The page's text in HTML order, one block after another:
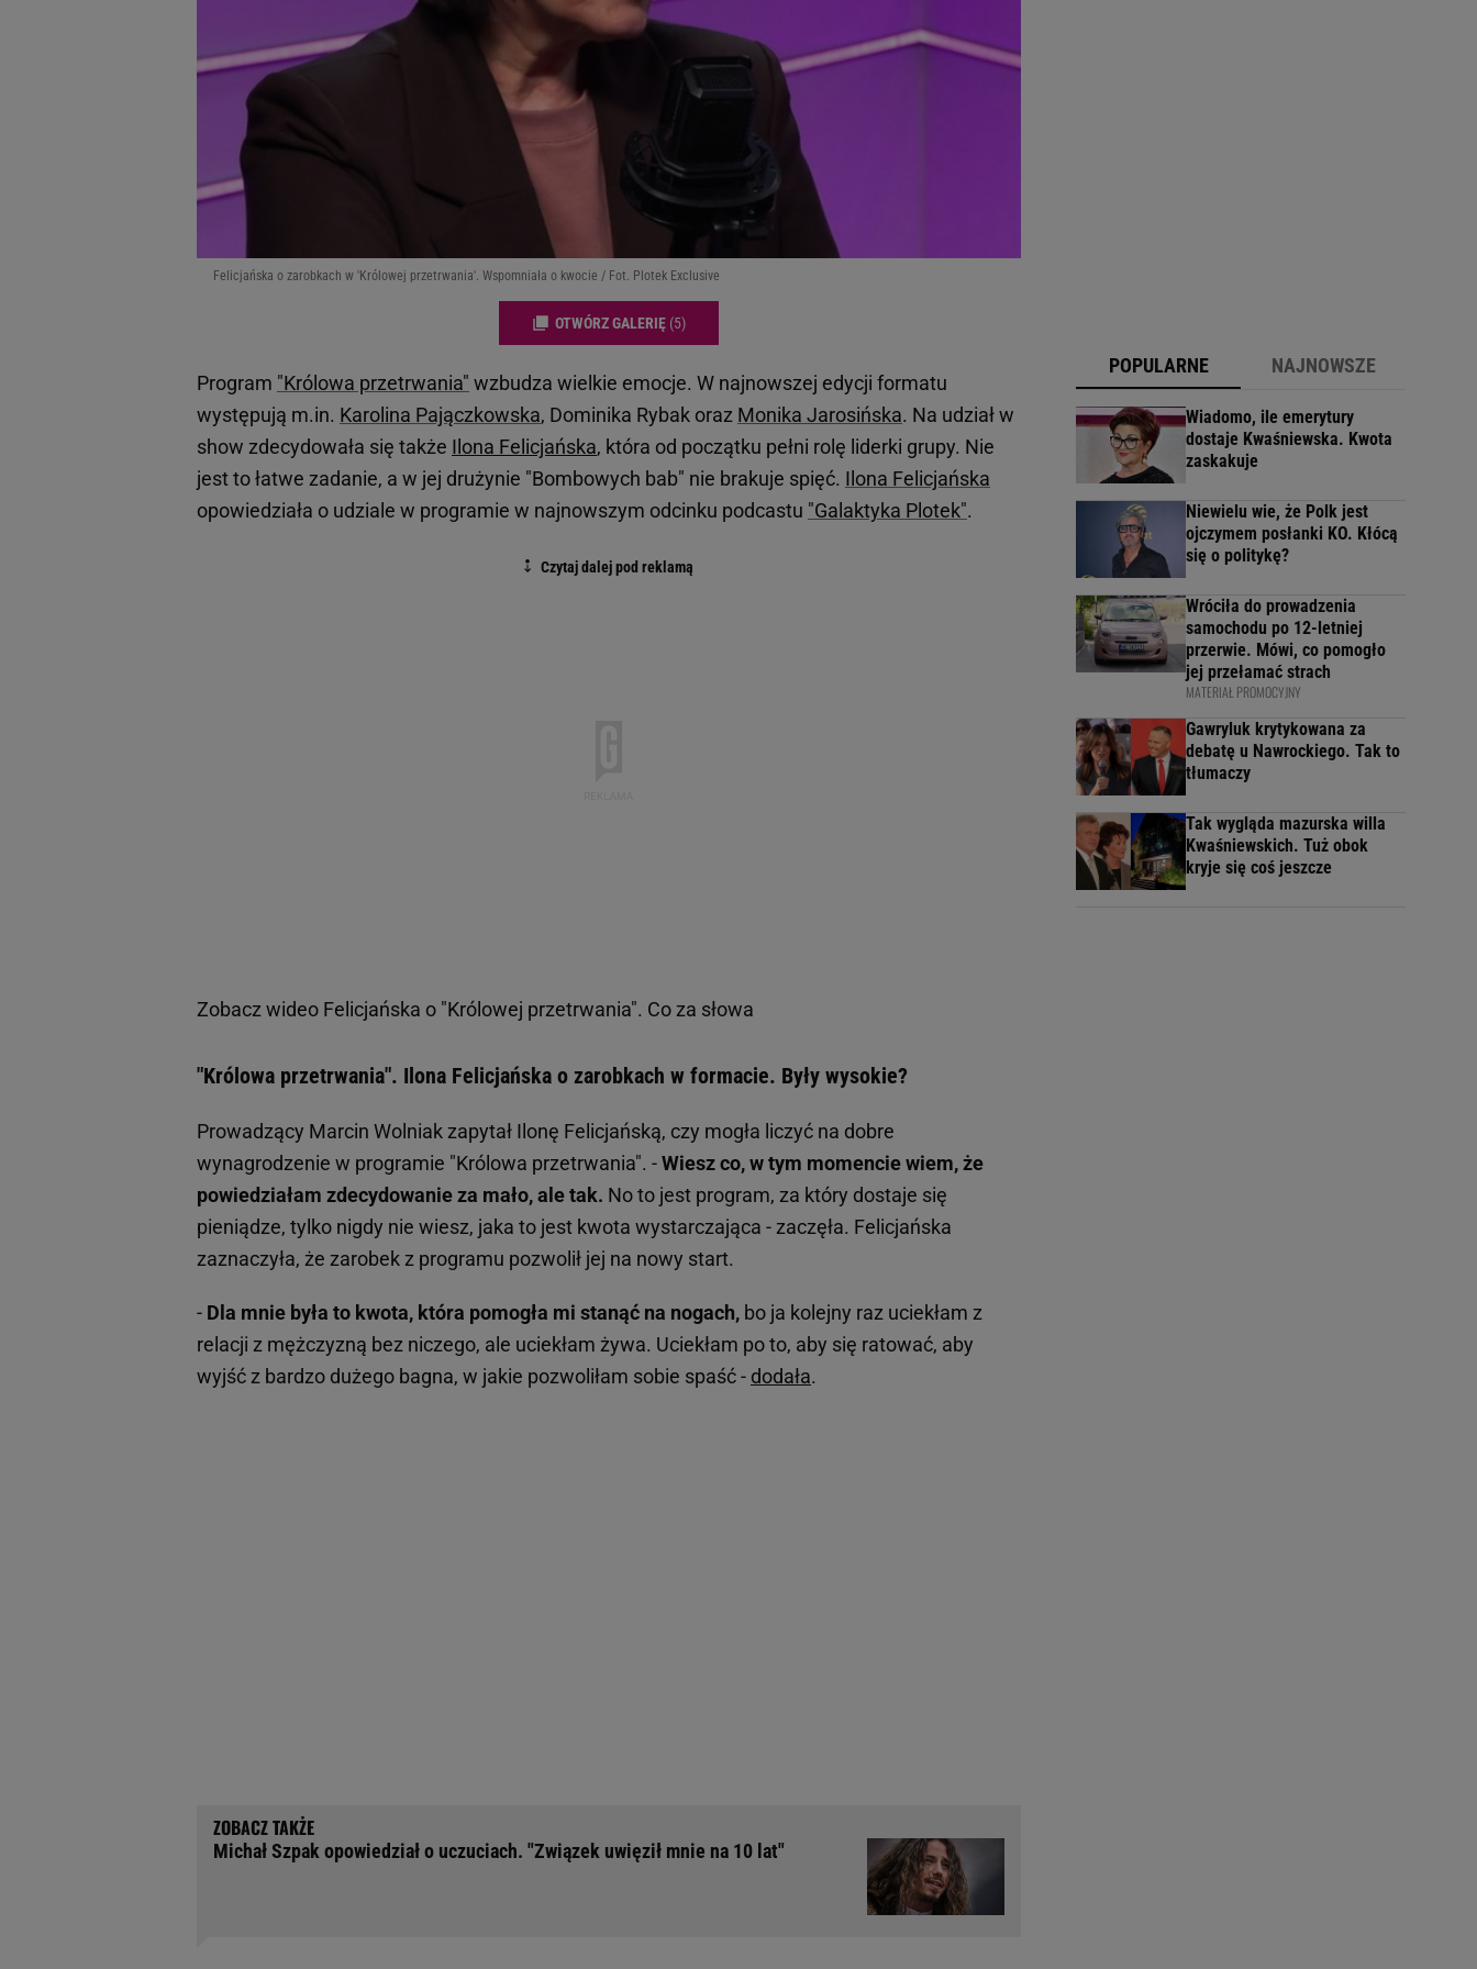
Felicjańska o zarobkach w 'Królowej przetrwania'. Wspomniała o kwocie / Fot. Plotek Exclusive
OTWÓRZ GALERIĘ (5)
Program "Królowa przetrwania" wzbudza wielkie emocje. W najnowszej edycji formatu
występują m.in. Karolina Pajączkowska, Dominika Rybak oraz Monika Jarosińska. Na udział w
show zdecydowała się także Ilona Felicjańska, która od początku pełni rolę liderki grupy. Nie
jest to łatwe zadanie, a w jej drużynie "Bombowych bab" nie brakuje spięć. Ilona Felicjańska
opowiedziała o udziale w programie w najnowszym odcinku podcastu "Galaktyka Plotek".
Zobacz wideo Felicjańska o "Królowej przetrwania". Co za słowa
"Królowa przetrwania". Ilona Felicjańska o zarobkach w formacie. Były wysokie?
Prowadzący Marcin Wolniak zapytał Ilonę Felicjańską, czy mogła liczyć na dobre
wynagrodzenie w programie "Królowa przetrwania". -Wiesz co, w tym momencie wiem, że
powiedziałam zdecydowanie za mało, ale tak. No to jest program, za który dostaje się
pieniądze, tylko nigdy nie wiesz, jaka to jest kwota wystarczająca - zaczęła. Felicjańska
zaznaczyła, że zarobek z programu pozwolił jej na nowy start.
- Dla mnie była to kwota, która pomogła mi stanąć na nogach, bo ja kolejny raz uciekłam z
relacji z mężczyzną bez niczego, ale uciekłam żywa. Uciekłam po to, aby się ratować, aby
wyjść z bardzo dużego bagna, w jakie pozwoliłam sobie spaść - dodała.
Michał Szpak opowiedział o uczuciach. "Związek uwięził mnie na 10 lat"
POPULARNE NAJNOWSZE
Wiadomo, ile emerytury
dostaje Kwaśniewska. Kwota
zaskakuje
Niewielu wie, że Polk jest
ojczymem posłanki KO. Kłócą
się o politykę?
Wróciła do prowadzenia
samochodu po 12-letniej
przerwie. Mówi, co pomogło
jej przełamać strach
MATERIAŁ PROMOCYJNY
Gawryluk krytykowana za
debatę u Nawrockiego. Tak to
tłumaczy
Tak wygląda mazurska willa
Kwaśniewskich. Tuż obok
kryje się coś jeszcze